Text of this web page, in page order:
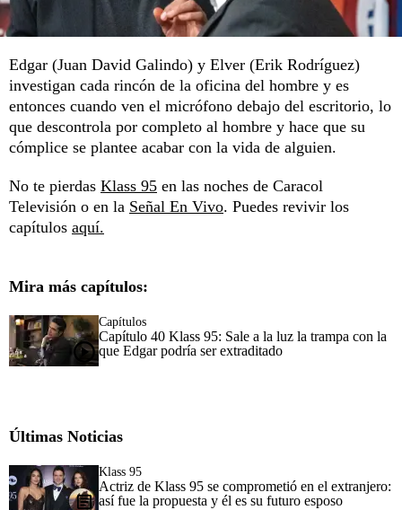
Edgar (Juan David Galindo) y Elver (Erik Rodríguez)
investigan cada rincón de la oficina del hombre y es
entonces cuando ven el micrófono debajo del escritorio, lo
que descontrola por completo al hombre y hace que su
cómplice se plantee acabar con la vida de alguien.
No te pierdas Klass 95 en las noches de Caracol
Televisión o en la Señal En Vivo. Puedes revivir los
capítulos aquí.
Mira más capítulos:
Capítulos
Capítulo 40 Klass 95: Sale a la luz la trampa con la
que Edgar podría ser extraditado
Últimas Noticias
Klass 95
Actriz de Klass 95 se comprometió en el extranjero:
así fue la propuesta y él es su futuro esposo